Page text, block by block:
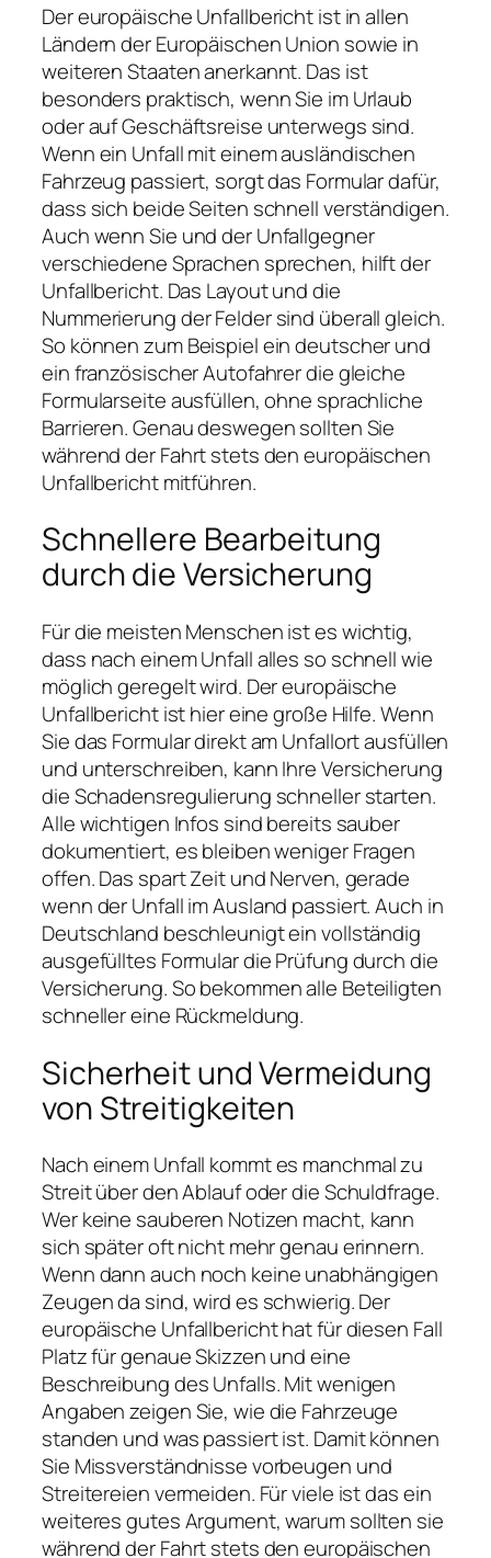
Der europäische Unfallbericht ist in allen
Ländern der Europäischen Union sowie in
weiteren Staaten anerkannt. Das ist
besonders praktisch, wenn Sie im Urlaub
oder auf Geschäftsreise unterwegs sind.
Wenn ein Unfall mit einem ausländischen
Fahrzeug passiert, sorgt das Formular dafür,
dass sich beide Seiten schnell verständigen.
Auch wenn Sie und der Unfallgegner
verschiedene Sprachen sprechen, hilft der
Unfallbericht. Das Layout und die
Nummerierung der Felder sind überall gleich.
So können zum Beispiel ein deutscher und
ein französischer Autofahrer die gleiche
Formularseite ausfüllen, ohne sprachliche
Barrieren. Genau deswegen sollten Sie
während der Fahrt stets den europäischen
Unfallbericht mitführen.
Schnellere Bearbeitung
durch die Versicherung
Für die meisten Menschen ist es wichtig,
dass nach einem Unfall alles so schnell wie
möglich geregelt wird. Der europäische
Unfallbericht ist hier eine große Hilfe. Wenn
Sie das Formular direkt am Unfallort ausfüllen
und unterschreiben, kann Ihre Versicherung
die Schadensregulierung schneller starten.
Alle wichtigen Infos sind bereits sauber
dokumentiert, es bleiben weniger Fragen
offen. Das spart Zeit und Nerven, gerade
wenn der Unfall im Ausland passiert. Auch in
Deutschland beschleunigt ein vollständig
ausgefülltes Formular die Prüfung durch die
Versicherung. So bekommen alle Beteiligten
schneller eine Rückmeldung.
Sicherheit und Vermeidung
von Streitigkeiten
Nach einem Unfall kommt es manchmal zu
Streit über den Ablauf oder die Schuldfrage.
Wer keine sauberen Notizen macht, kann
sich später oft nicht mehr genau erinnern.
Wenn dann auch noch keine unabhängigen
Zeugen da sind, wird es schwierig. Der
europäische Unfallbericht hat für diesen Fall
Platz für genaue Skizzen und eine
Beschreibung des Unfalls. Mit wenigen
Angaben zeigen Sie, wie die Fahrzeuge
standen und was passiert ist. Damit können
Sie Missverständnisse vorbeugen und
Streitereien vermeiden. Für viele ist das ein
weiteres gutes Argument, warum sollten sie
während der Fahrt stets den europäischen